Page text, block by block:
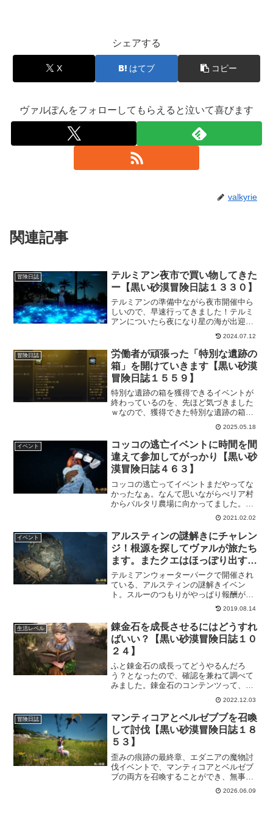
シェアする
X はてブ コピー
ヴァルぽんをフォローしてもらえると泣いて喜びます
valkyrie
関連記事
冒険日誌
テルミアン夜市で買い物してきた
ー【黒い砂漠冒険日誌１３３０】
テルミアンの準備中ながら夜市開催中ら
しいので、早速行ってきました！テルミ
アンについたら夜になり星の海が出迎え
てくれて雰囲気がでてますよー。夜市の
方は4つあってそれぞれの特色のある商品
が並んでいるので、お好みのアイテムを
獲得しておきましょー！
2024.07.12
冒険日誌
労働者が頑張った「特別な遺跡の
箱」を開けていきます【黒い砂漠
冒険日誌１５５９】
特別な遺跡の箱を獲得できるイベントが
終わっているのを、先ほど気づきました
ｗなので、獲得できた特別な遺跡の箱を
開けていきます。大当たりなクロン石は
欲しいけど、狙ってあるものではないの
が「ガチャ」というものです。そんな開
封記事でございます。
2025.05.18
イベント
コッコの逃亡イベントに時間を間
違えて参加してがっかり【黒い砂
漠冒険日誌４６３】
コッコの逃亡ってイベントまだやってな
かったなぁ。なんて思いながらべリア村
からバルタリ農場に向かってました。夜
にｗ完全に夜なのにそれでも気付かず、
バルタリ農場で依頼を受けてから気付
く。いつものおとぼけな私でした。
2021.02.02
イベント
アルスティンの謎解きにチャレン
ジ！根源を探してヴァルが旅たち
ます。またクエはほっぽり出すス
タイルか？【黒い砂漠冒険日誌
９】
テルミアンウォーターパークで開催され
ている、アルスティンの謎解きイベン
ト。スルーのつもりがやっぱり報酬が気
になり参加することにしました。期間中
2019.08.14
生活レベル
錬金石を成長させるにはどうすれ
ばいい？【黒い砂漠冒険日誌１０
２４】
ふと錬金石の成長ってどうやるんだろ
う？となったので、確認を兼ねて調べて
みました。錬金石のコンテンツって、錬
金石を持ってたらそれで満足してしまっ
ていたので、これまで意識してませんで
した。なので、思った時にしっかり調べ
ておきます。
2022.12.03
冒険日誌
マンティコアとベルゼブブを召喚
して討伐【黒い砂漠冒険日誌１８
５３】
歪みの痕跡の最終章、エダニアの魔物討
伐イベントで、マンティコアとベルゼブ
ブの両方を召喚することができ、無事、
討伐することができました。エダニアの
魔物ということで弱体化されたとはい
2026.06.09